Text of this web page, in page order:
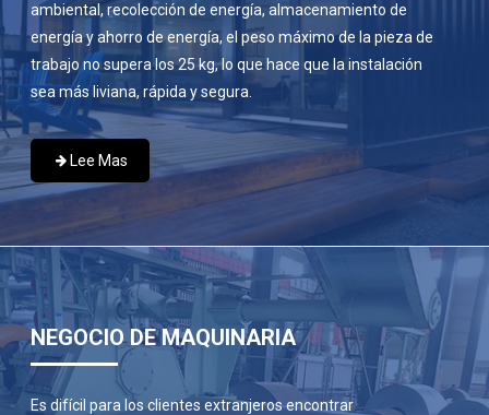
ambiental, recolección de energía, almacenamiento de
energía y ahorro de energía, el peso máximo de la pieza de
trabajo no supera los 25 kg, lo que hace que la instalación
sea más liviana, rápida y segura.
Lee Mas
NEGOCIO DE MAQUINARIA
Es difícil para los clientes extranjeros encontrar